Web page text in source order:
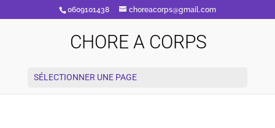
0609101438 choreacorps@gmail.com
CHORE A CORPS
SÉLECTIONNER UNE PAGE